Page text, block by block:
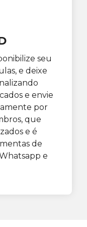
seu
e deixe
e envie
por
que
e é
de
e